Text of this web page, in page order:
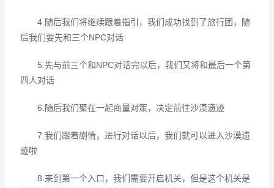
4.随后我们将继续跟着指引，我们成功找到了旅行团，随
后我们要先和三个NPC对话
5.先与前三个和NPC对话完以后，我们又将和最后一个第
四人对话
6.随后我们聚在一起商量对策，决定前往沙漠遗迹
7.我们跟着剧情，进行对话以后，我们就可以进入沙漠遗
迹啦
8.来到第一个入口，我们需要开启机关，但是这个机关是